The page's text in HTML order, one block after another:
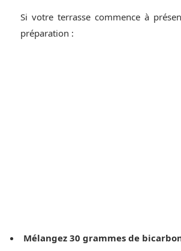
Si votre terrasse commence à
préparation :
Mélangez 30 grammes de